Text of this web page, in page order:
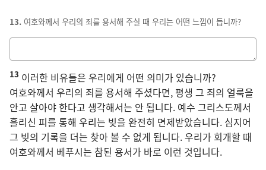
13. 여호와께서 우리의 죄를 용서해 주실 때 우리는 어떤 느낌이 듭니까?
적는
칸
13 이러한 비유들은 우리에게 어떤 의미가 있습니까?
여호와께서 우리의 죄를 용서해 주셨다면, 평생 그 죄의 얼룩을
안고 살아야 한다고 생각해서는 안 됩니다. 예수 그리스도께서
흘리신 피를 통해 우리는 빚을 완전히 면제받았습니다. 심지어
그 빚의 기록을 더는 찾아 볼 수 없게 됩니다. 우리가 회개할 때
여호와께서 베푸시는 참된 용서가 바로 이런 것입니다.